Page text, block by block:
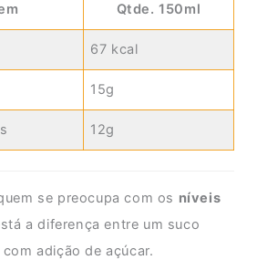
Qtde. 150ml
67 kcal
15g
12g
se preocupa com os níveis
a diferença entre um suco
adição de açúcar.